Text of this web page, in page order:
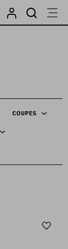
COUPES